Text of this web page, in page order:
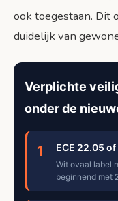
ook toegestaan. Dit
duidelijk van
Verplichte
onder de
1 ECE 22.05
Wit ovaal label
beginnend met